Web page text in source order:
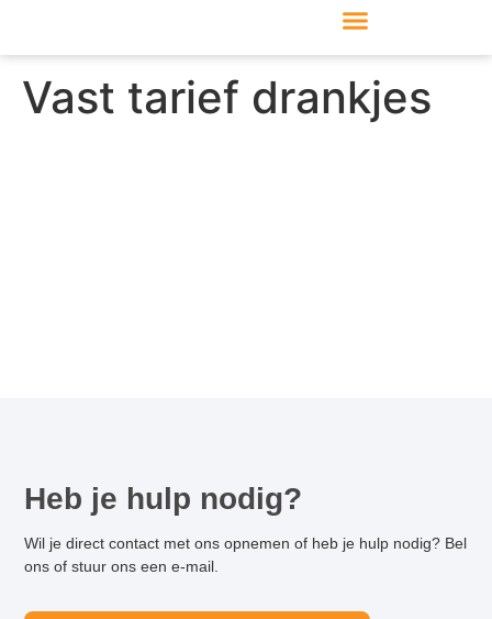
Vast tarief drankjes
Heb je hulp nodig?
Wil je direct contact met ons opnemen of heb je hulp nodig? Bel
ons of stuur ons een e-mail.